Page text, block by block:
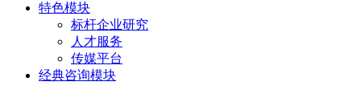
特色模块
标杆企业研究
人才服务
传媒平台
经典咨询模块